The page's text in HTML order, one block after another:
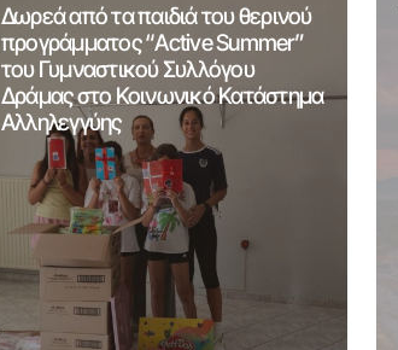
Δωρεά από τα παιδιά του θερινού
προγράμματος “Active Summer”
του Γυμναστικού Συλλόγου
Δράμας στο Κοινωνικό Κατάστημα
Αλληλεγγύης